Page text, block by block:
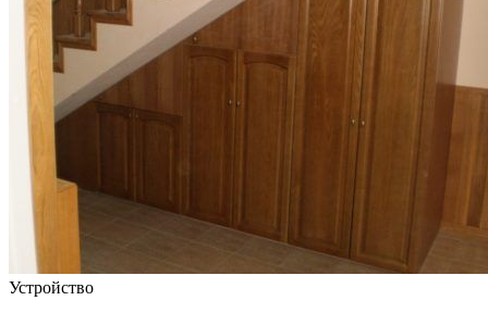
Устройство